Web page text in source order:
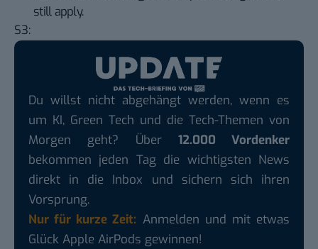
still apply.
S3:
Du willst nicht abgehängt werden, wenn es
um KI, Green Tech und die Tech-Themen von
Morgen geht? Über 12.000 Vordenker
bekommen jeden Tag die wichtigsten News
direkt in die Inbox und sichern sich ihren
Vorsprung.
Nur für kurze Zeit: Anmelden und mit etwas
Glück Apple AirPods gewinnen!